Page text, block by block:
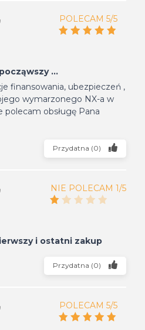
POLECAM 5/5
...
finansowania, ubezpieczeń ,
wymarzonego NX-a w
polecam obsługę Pana
Przydatna (0)
NIE POLECAM 1/5
i ostatni zakup
Przydatna (0)
POLECAM 5/5